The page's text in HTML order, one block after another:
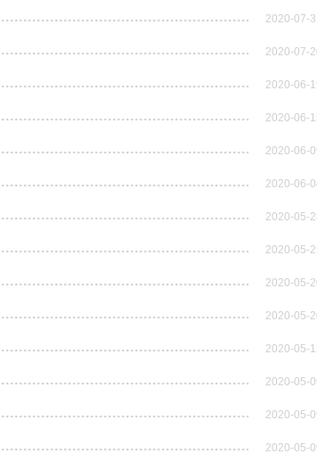
2020-07-
2020-07-
2020-06-
2020-06-
2020-06-
2020-06-
2020-05-
2020-05-
2020-05-
2020-05-
2020-05-
2020-05-
2020-05-
2020-05-